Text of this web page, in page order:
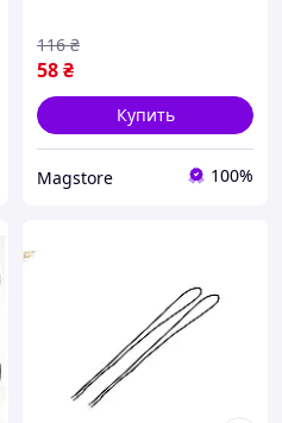
использов
58₴
116 ₴
Купить
Magstore 100%